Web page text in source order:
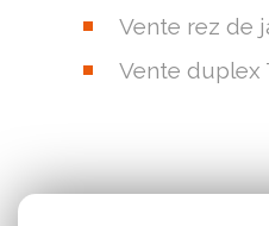
Vente rez de
Vente duplex